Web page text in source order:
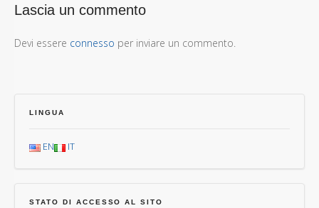
Lascia un commento
Devi essere connesso per inviare un commento.
LINGUA
EN IT
STATO DI ACCESSO AL SITO